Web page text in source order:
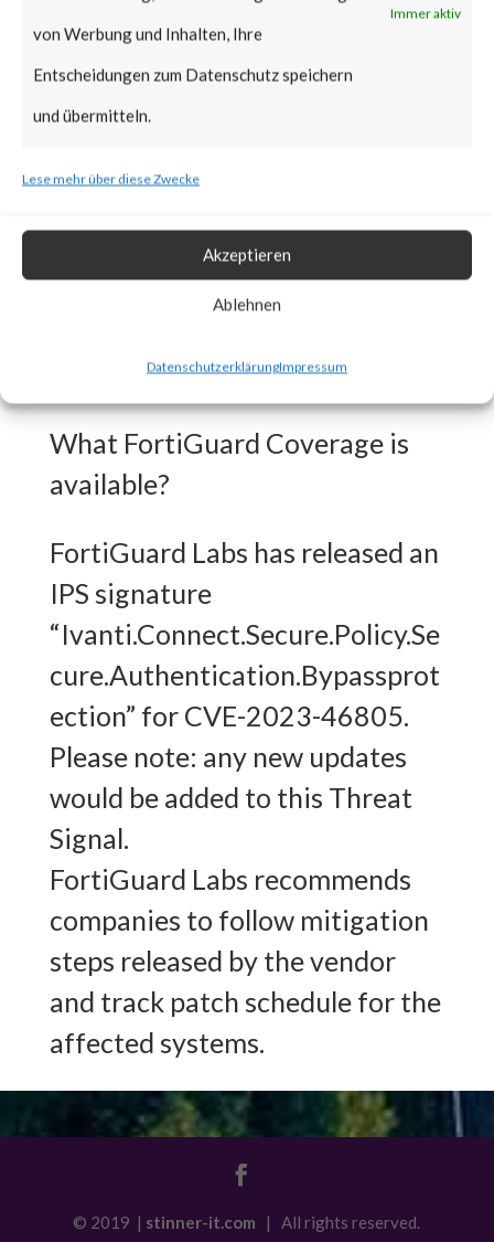
von Werbung und Inhalten, Ihre
Entscheidungen zum Datenschutz speichern
und übermitteln.
Immer aktiv
Lese mehr über diese Zwecke
Akzeptieren
Ablehnen
DatenschutzerklärungImpressum
At the time of posting, there is
no patch available; Ivanti has
released workarounds as the
two new vulnerabilities are
actively being exploited in the
recommends users to apply
patches as soon as they are
advisory for any updates. [ Link ]
What FortiGuard Coverage is
available?
FortiGuard Labs has released an
IPS signature
“Ivanti.Connect.Secure.Policy.Se
cure.Authentication.Bypassprot
ection” for CVE-2023-46805.
Please note: any new updates
would be added to this Threat
Signal.
FortiGuard Labs recommends
companies to follow mitigation
steps released by the vendor
and track patch schedule for the
affected systems.
© 2019 | stinner-it.com | All rights reserved.